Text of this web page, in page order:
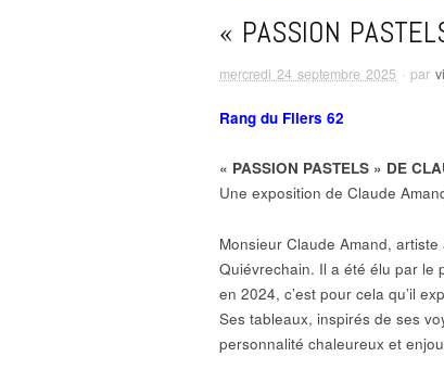
« PASSION
mercredi 24 septembre 2025 · par
Rang du Fliers 62
« PASSION PASTELS » DE
Une exposition de Claude
Monsieur Claude Amand,
Quiévrechain. Il a été élu par le
en 2024, c’est pour cela qu’il
Ses tableaux, inspirés de ses
personnalité chaleureux et